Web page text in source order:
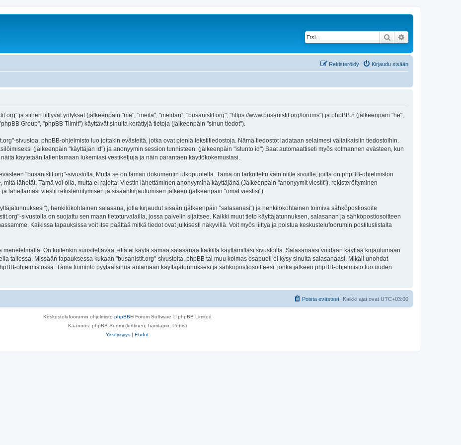
Etsi
Kirjaudu sisään
Rekisteröidy
ja siihen liittyvät yritykset (jälkeenpäin "me", "meitä", "meidän", "busanistit.org", "https://www.busanistit.org/forums") ja phpBB:n (jälkeenpäin "he",
Group", "phpBB Tiimit") käyttävät sinulta kerättyjä tietoja (jälkeenpäin "sinun tiedot").
sivustoa. phpBB-ohjelmisto luo joitakin evästeitä, jotka ovat pieniä tekstitiedostoja. Nämä tiedostot ladataan selaimesi väliaikaisiin tiedostoihin.
(jälkeenpäin "käyttäjän id") ja anonyymin session tunnisteen. (jälkeenpäin "istunto id") Saat automaattiseti myös kolmannen evästeen, kun
käytetään tallentamaan lukemiasi vestiketjuja ja näin parantaen käyttökokemustasi.
"busanistit.org"-sivustolta, Mutta se on tämän dokumentin ulkopuolella. Tämä on tarkoitettu vain niille sivuille, joilla on phpBB-ohjelmiston
lähetät. Tämä voi olla, mutta ei rajoita: Viestin lähettäminen anonyyminä käyttäjänä (Jälkeenpäin "anonyymit viestit"), rekisteröityminen
lähettämäsi viestit rekisteröitymisen ja sisäänkirjautumisen jälkeen (jälkeenpäin "omat viestisi").
henkilökohtainen salasana, jolla kirjaudut sisään (jälkeenpäin "salasanasi") ja henkilökohtainen toimiva sähköpostiosoite
sivustolla on suojattu sen maan tietoturvalailla, jossa palvelin sijaitsee. Kaikki muut tieto käyttäjätunnuksen, salasanan ja sähköpostiosoitteen
Kaikissa tapauksissa voit itse päättää mitkä tiedot ovat julkisesti näkyvillä. Voit myös liittyä ja poistua keskustelufoorumin postituslistalta
On kuitenkin suositeltavaa, että et käytä samaa salasanaa kaikilla käyttämilläsi sivustoilla. Salasanaasi voidaan käyttää kirjautumaan
tallessa. Missään tapauksessa kukaan "busanistit.org"-sivustolta, phpBB tai muu kolmas osapuoli ei kysy sinulta salasanaasi. Mikäli unohdat
ohjelmistossa. Tämä toiminto pyytää sinua antamaan käyttäjätunnuksesi ja sähköpostiosoitteesi, jonka jälkeen phpBB-ohjelmisto luo uuden
Kaikki ajat ovat UTC+03:00
Poista evästeet
Keskustelufoorumin ohjelmisto phpBB® Forum Software © phpBB Limited
Käännös: phpBB Suomi (lurttinen, harritapio, Pettis)
Yksityisyys | Ehdot